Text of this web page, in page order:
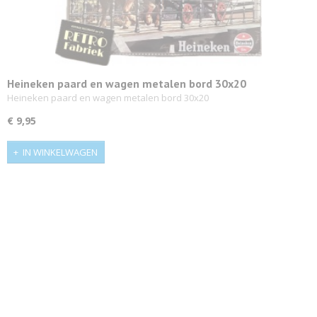
Heineken paard en wagen metalen bord 30x20
Heineken paard en wagen metalen bord 30x20
€ 9,95
IN WINKELWAGEN